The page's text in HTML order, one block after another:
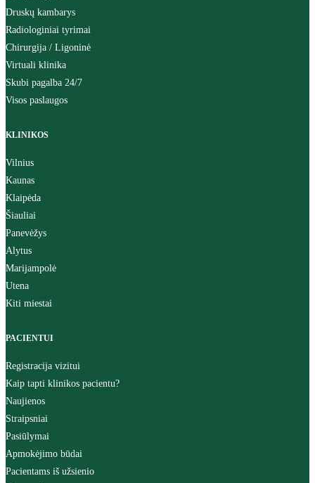
Druskų kambarys
Radiologiniai tyrimai
Chirurgija / Ligoninė
Virtuali klinika
Skubi pagalba 24/7
Visos paslaugos
KLINIKOS
Vilnius
Kaunas
Klaipėda
Šiauliai
Panevėžys
Alytus
Marijampolė
Utena
Kiti miestai
PACIENTUI
Registracija vizitui
Kaip tapti klinikos pacientu?
Naujienos
Straipsniai
Pasiūlymai
Apmokėjimo būdai
Pacientams iš užsienio